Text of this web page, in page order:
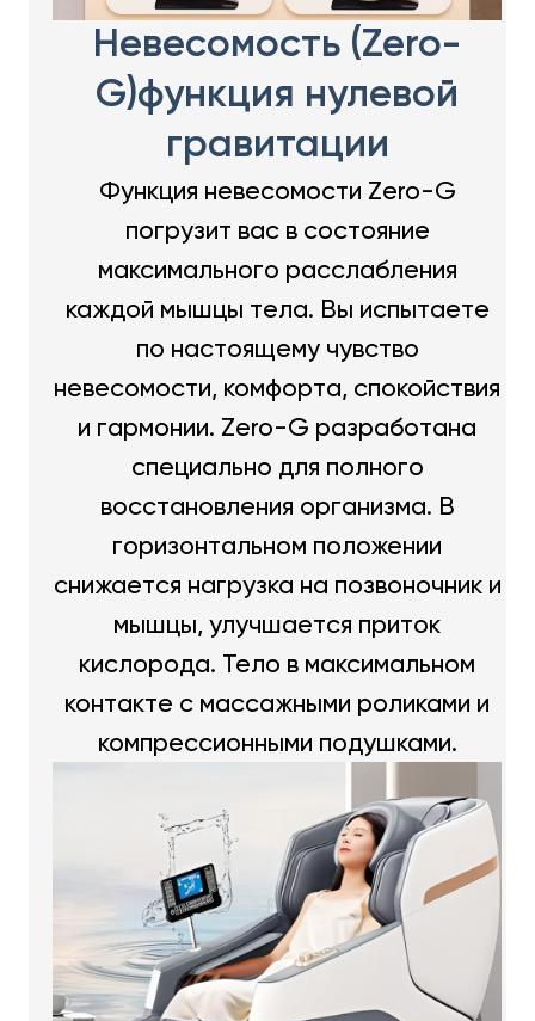
Невесомость (Zero-
G)функция нулевой
гравитации
Функция невесомости Zero-G
погрузит вас в состояние
максимального расслабления
каждой мышцы тела. Вы испытаете
по настоящему чувство
невесомости, комфорта, спокойствия
и гармонии. Zero-G разработана
специально для полного
восстановления организма. В
горизонтальном положении
снижается нагрузка на позвоночник и
мышцы, улучшается приток
кислорода. Тело в максимальном
контакте с массажными роликами и
компрессионными подушками.